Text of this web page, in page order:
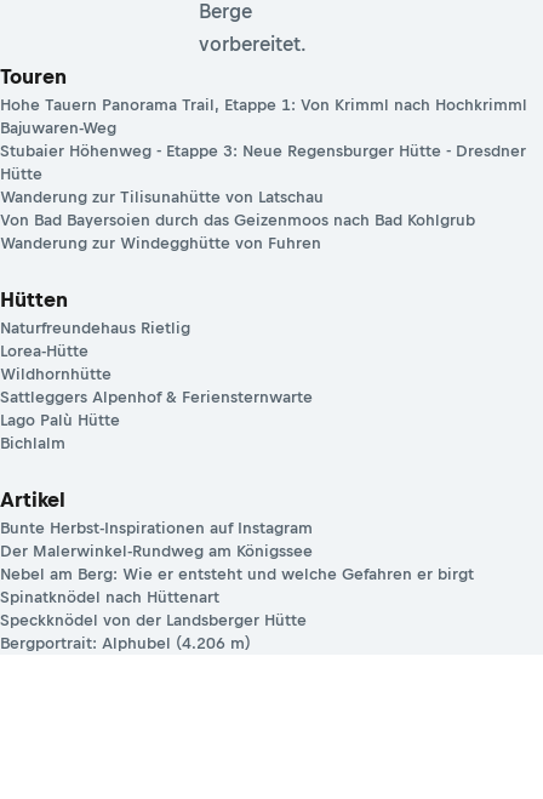
Berge
vorbereitet.
Touren
Hohe Tauern Panorama Trail, Etappe 1: Von Krimml nach Hochkrimml
Bajuwaren-Weg
Stubaier Höhenweg - Etappe 3: Neue Regensburger Hütte - Dresdner
Hütte
Wanderung zur Tilisunahütte von Latschau
Von Bad Bayersoien durch das Geizenmoos nach Bad Kohlgrub
Wanderung zur Windegghütte von Fuhren
Hütten
Naturfreundehaus Rietlig
Lorea-Hütte
Wildhornhütte
Sattleggers Alpenhof & Feriensternwarte
Lago Palù Hütte
Bichlalm
Artikel
Bunte Herbst-Inspirationen auf Instagram
Der Malerwinkel-Rundweg am Königssee
Nebel am Berg: Wie er entsteht und welche Gefahren er birgt
Spinatknödel nach Hüttenart
Speckknödel von der Landsberger Hütte
Bergportrait: Alphubel (4.206 m)